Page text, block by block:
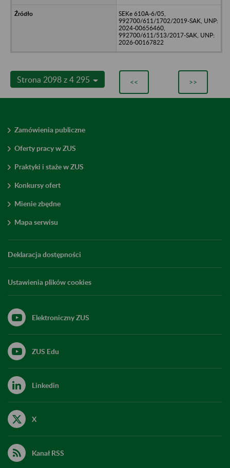
SEKe 610A-6/05,
992700/611/1702/2019-SAK, UNP:
2024-00656460,
992700/611/513/2017-SAK, UNP:
2026-00167822
Strona 2098 z 4 295 << >>
Zamówienia publiczne
Oferty pracy w ZUS
Praktyki i staże w ZUS
Konkursy ofert
Mienie zbędne
Mapa serwisu
Deklaracja dostępności
Ustawienia plików cookies
Elektroniczny ZUS
ZUS Edu
Linkedin
X
Kanał RSS